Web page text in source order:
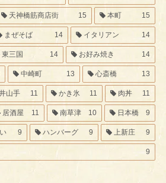
天神橋筋商店街 15 本町 15
まぜそば 14 イタリアン 14
東三国 14 お好み焼き 14
中崎町 13 心斎橋 13
山手 11 かき氷 11 肉丼 11
居酒屋 11 南草津 10 日本橋 9
9 ハンバーグ 9 上新庄 9
9